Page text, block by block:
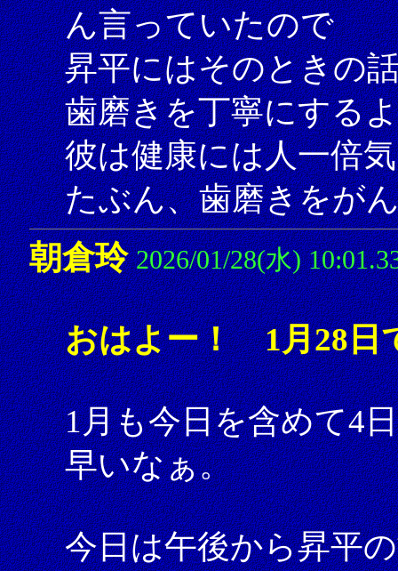
ん言っていたので
昇平にはそのときの
歯磨きを丁寧にする
彼は健康には人一倍
たぶん、歯磨きをが
朝倉玲 2026/01/28(水)
おはよー！ 1月28日
1月も今日を含めて4
早いなぁ。
今日は午後から昇平